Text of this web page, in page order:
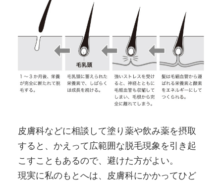
皮膚科などに相談して塗り薬や飲み薬を摂取
すると、かえって広範囲な脱毛現象を引き起
こすこともあるので、避けた方がよい。
現実に私のもとへは、皮膚科にかかってひど